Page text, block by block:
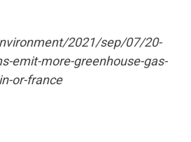
2021/sep/07/20-
emit-more-greenhouse-gas-
or-france